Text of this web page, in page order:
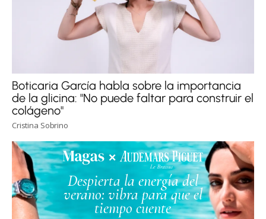
Boticaria García habla sobre la importancia
de la glicina: "No puede faltar para construir el
colágeno"
Cristina Sobrino
Despierta la energía del
verano: vibra para que el
tiempo cuente